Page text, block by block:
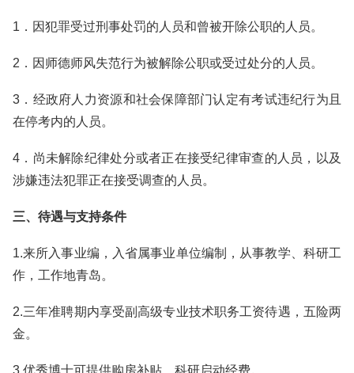
1．因犯罪受过刑事处罚的人员和曾被开除公职的人员。
2．因师德师风失范行为被解除公职或受过处分的人员。
3．经政府人力资源和社会保障部门认定有考试违纪行为且
在停考内的人员。
4．尚未解除纪律处分或者正在接受纪律审查的人员，以及
涉嫌违法犯罪正在接受调查的人员。
三、待遇与支持条件
1.来所入事业编，入省属事业单位编制，从事教学、科研工
作，工作地青岛。
2.三年准聘期内享受副高级专业技术职务工资待遇，五险两
金。
3.优秀博士可提供购房补贴、科研启动经费。